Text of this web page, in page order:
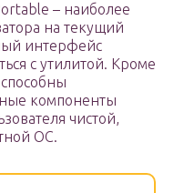
– наиболее
на текущий
интерфейс
с утилитой. Кроме
компоненты
чистой,
ОС.